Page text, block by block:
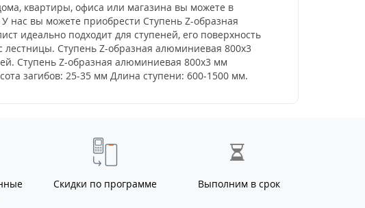
квартиры, офиса или магазина вы можете в
нас вы можете приобрести Ступень Z-образная
идеально подходит для ступеней, его поверхность
Ступень Z-образная алюминиевая 800x3
Ступень Z-образная алюминиевая 800x3 мм
загибов: 25-35 мм Длина ступени: 600-1500 мм.
Скидки по программе Выполним в срок